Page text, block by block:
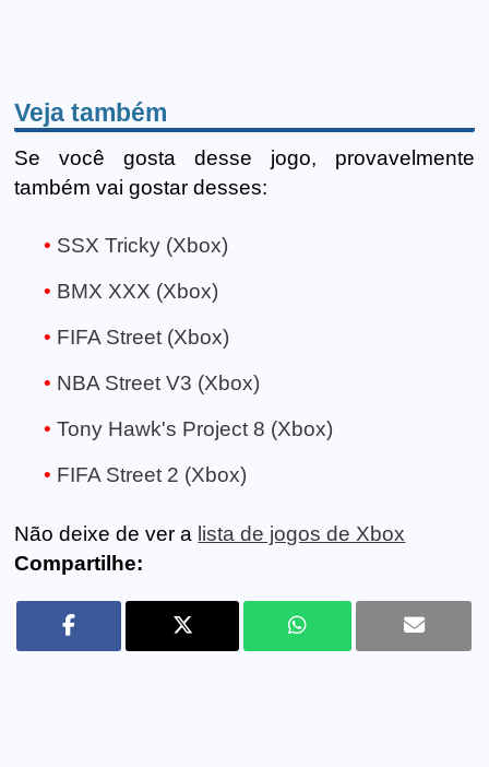
Veja também
Se você gosta desse jogo, provavelmente
também vai gostar desses:
SSX Tricky (Xbox)
BMX XXX (Xbox)
FIFA Street (Xbox)
NBA Street V3 (Xbox)
Tony Hawk's Project 8 (Xbox)
FIFA Street 2 (Xbox)
Não deixe de ver a lista de jogos de Xbox
Compartilhe: